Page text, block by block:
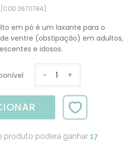
[COD 2670784]
em pó é um laxante para o
ventre (obstipação) em adultos,
e idosos.
- 1 +
produto poderá ganhar 17